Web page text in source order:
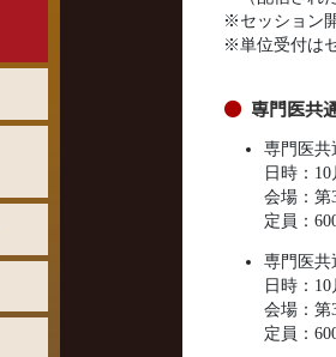
※セッション
※単位受付は
専門医共
専門医共
日時：
会場：第
定員：
専門医共
日時：
会場：第
定員：